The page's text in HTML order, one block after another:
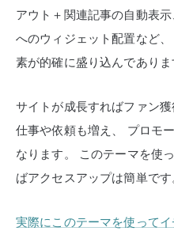
アウト＋関連記事の自動表示
へのウィジェット配置など、
素が的確に盛り込んでありま
サイトが成長すればファン
仕事や依頼も増え、
プロモ
なります。
このテーマを使
ばアクセスアップは簡単です
実際にこのテーマを使って